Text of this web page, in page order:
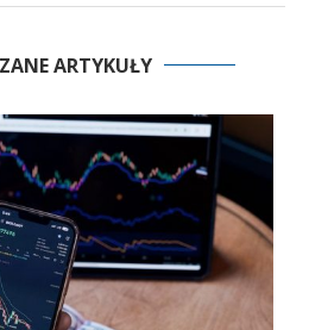
ARTYKUŁY